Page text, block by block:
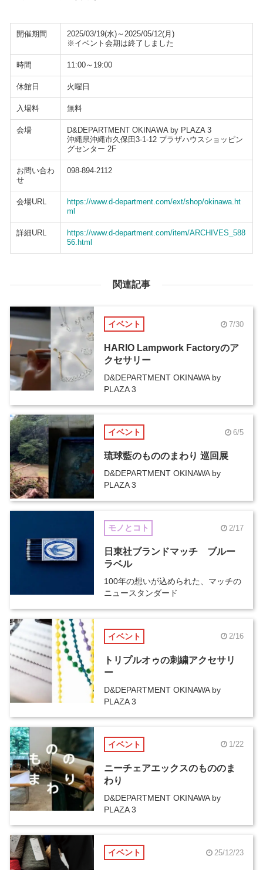
開催期間
2025/03/19(水)～2025/05/12(月)
※イベント会期は終了しました
時間 11:00～19:00
休館日 火曜日
入場料 無料
会場
D&DEPARTMENT OKINAWA by PLAZA 3
沖縄県沖縄市久保田3-1-12 プラザハウスショッピン
グセンター 2F
お問い合わ
せ
098-894-2112
会場URL
https://www.d-department.com/ext/shop/okinawa.ht
ml
詳細URL
https://www.d-department.com/item/ARCHIVES_588
56.html
関連記事
イベント 7/30
HARIO Lampwork Factoryのア
クセサリー
D&DEPARTMENT OKINAWA by
PLAZA 3
イベント 6/5
琉球藍のもののまわり 巡回展
D&DEPARTMENT OKINAWA by
PLAZA 3
モノとコト 2/17
日東社ブランドマッチ ブルー
ラベル
100年の想いが込められた、マッチの
ニュースタンダード
イベント 2/16
トリプルオゥの刺繍アクセサリ
ー
D&DEPARTMENT OKINAWA by
PLAZA 3
イベント 1/22
ニーチェアエックスのもののま
わり
D&DEPARTMENT OKINAWA by
PLAZA 3
イベント 25/12/23